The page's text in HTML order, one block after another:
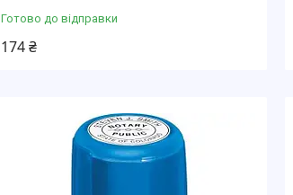
Готово до відправки
174 ₴